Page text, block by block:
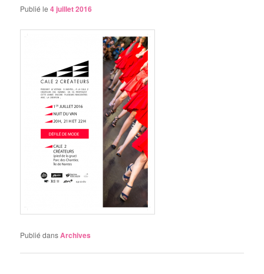
Publié le4 juillet 2016
Publié dansArchives